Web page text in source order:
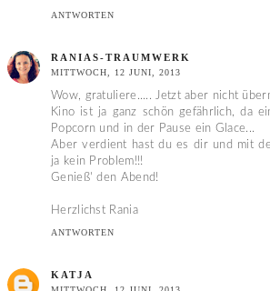
ANTWORTEN
RANIAS-TRAUMWERK
MITTWOCH, 12 JUNI, 2013
Wow, gratuliere..... Jetzt aber nicht
Kino ist ja ganz schön gefährlich, da
Popcorn und in der Pause ein Glace...
Aber verdient hast du es dir und mit
ja kein Problem!!!
Genieß' den Abend!
Herzlichst Rania
ANTWORTEN
KATJA